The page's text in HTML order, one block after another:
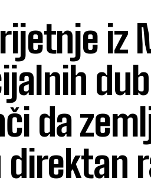
iz
da
direktan